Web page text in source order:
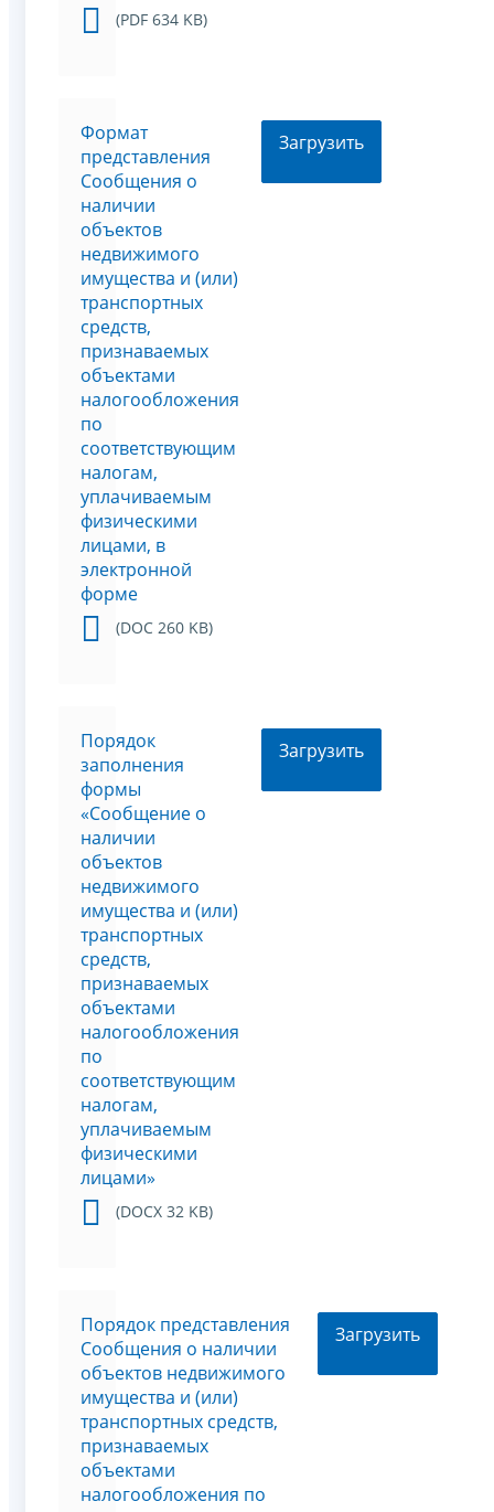
(PDF 634 KB)
Формат
представления
Сообщения о
наличии
объектов
недвижимого
имущества и (или)
транспортных
средств,
признаваемых
объектами
налогообложения
по
соответствующим
налогам,
уплачиваемым
физическими
лицами, в
электронной
форме
(DOC 260 KB)
Загрузить
Порядок
заполнения
формы
«Сообщение о
наличии
объектов
недвижимого
имущества и (или)
транспортных
средств,
признаваемых
объектами
налогообложения
по
соответствующим
налогам,
уплачиваемым
физическими
лицами»
(DOCX 32 KB)
Загрузить
Порядок представления
Сообщения о наличии
объектов недвижимого
имущества и (или)
транспортных средств,
признаваемых
объектами
налогообложения по
Загрузить